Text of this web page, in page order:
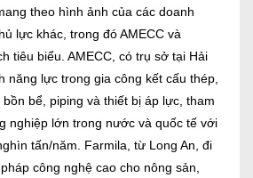
theo hình ảnh của các doanh
lực khác, trong đó AMECC và
tiêu biểu. AMECC, có trụ sở tại Hải
năng lực trong gia công kết cấu thép,
bể, piping và thiết bị áp lực, tham
nghiệp lớn trong nước và quốc tế với
tấn/năm. Farmila, từ Long An, đi
công nghệ cao cho nông sản,